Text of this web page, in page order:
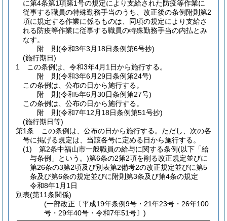
に第4条第1項第1号の規定により支給された防疫等作業に
従事する職員の特殊勤務手当のうち、改正後の条例附則第2
項に規定する作業に係るものは、同項の規定により支給さ
れる防疫等作業に従事する職員の特殊勤務手当の内払とみ
なす。
附 則(令和3年3月18日条例第6号抄)
(施行期日)
1
この条例は、令和3年4月1日から施行する。
附 則(令和3年6月29日条例第24号)
この条例は、公布の日から施行する。
附 則(令和5年6月30日条例第27号)
この条例は、公布の日から施行する。
附 則(令和7年12月18日条例第51号抄)
(施行期日等)
第1条
この条例は、公布の日から施行する。 ただし、次の各
号に掲げる規定は、当該各号に定める日から施行する。
(1)
第2条中福山市一般職員の給与に関する条例(以下「給
与条例」という。)第6条の2第2項を削る改正規定並びに
第26条の3第2項及び別表第2備考2の改正規定並びに第5
条及び第6条の規定並びに附則第3条及び第4条の規定
令和8年1月1日
別表(第11条関係)
(一部改正〔平成19年条例9号・21年23号・26年100
号・29年40号・令和7年51号〕)